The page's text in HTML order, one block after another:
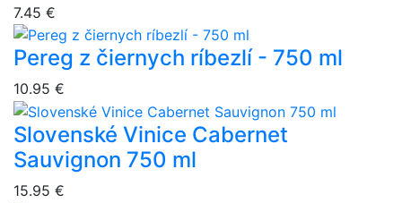
7.45 €
Pereg z čiernych ríbezlí - 750 ml
10.95 €
Slovenské Vinice Cabernet
Sauvignon 750 ml
15.95 €